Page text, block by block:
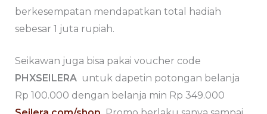
berkesempatan mendapatkan total hadiah
sebesar 1 juta rupiah.
Seikawan juga bisa pakai voucher code
PHXSEILERAuntuk dapetin potongan belanja
Rp 100.000 dengan belanja min Rp 349.000